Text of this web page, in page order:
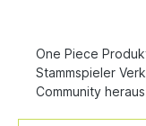
One Piece
Stammspieler
Community